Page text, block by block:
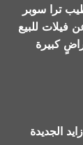
ترا سوبر
فيلات للبيع
كبيرة